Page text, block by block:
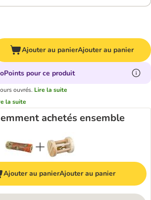
Ajouter au panierAjouter au panier
pour ce produit
ouvrés. Lire la suite
la suite
achetés ensemble
Ajouter au panierAjouter au panier